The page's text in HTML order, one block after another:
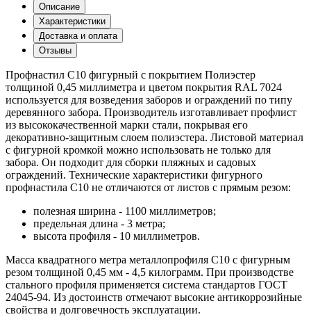
Описание
Характеристики
Доставка и оплата
Отзывы
Профнастил С10 фигурный с покрытием Полиэстер
толщиной 0,45 миллиметра и цветом покрытия RAL 7024
используется для возведения заборов и ограждений по типу
деревянного забора. Производитель изготавливает профлист
из высококачественной марки стали, покрывая его
декоративно-защитным слоем полиэстера. Листовой материал
с фигурной кромкой можно использовать не только для
забора. Он подходит для сборки пляжных и садовых
ограждений. Технические характеристики фигурного
профнастила С10 не отличаются от листов с прямым резом:
полезная ширина - 1100 миллиметров;
предельная длина - 3 метра;
высота профиля - 10 миллиметров.
Масса квадратного метра металлопрофиля С10 с фигурным
резом толщиной 0,45 мм - 4,5 килограмм. При производстве
стального профиля применяется система стандартов ГОСТ
24045-94. Из достоинств отмечают высокие антикоррозийные
свойства и долговечность эксплуатации.